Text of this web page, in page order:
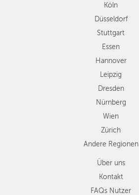
Dresden
Nürnberg
Wien
Zürich
Andere
Regionen
Köln
Düsseldorf
Stuttgart
Essen
Hannover
Leipzig
Dresden
Nürnberg
Wien
Zürich
Andere Regionen
Über uns
Kontakt
FAQs Nutzer